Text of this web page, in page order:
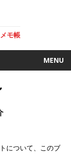
モ帳
MENU
について、このブ